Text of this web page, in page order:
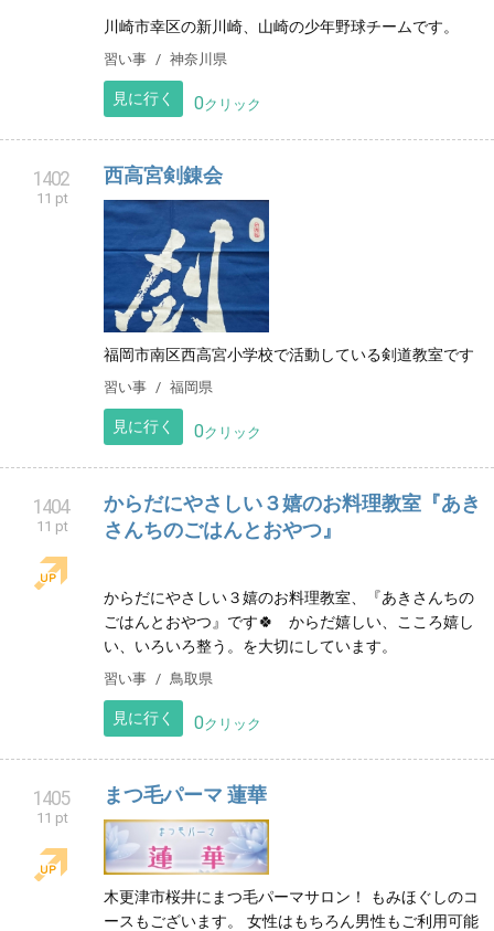
川崎市幸区の新川崎、山崎の少年野球チームです。
習い事 神奈川県
見に行く 0クリック
1402
11 pt
西高宮剣錬会
福岡市南区西高宮小学校で活動している剣道教室です
習い事 福岡県
見に行く 0クリック
1404
11 pt
からだにやさしい３嬉のお料理教室『あき
さんちのごはんとおやつ』
からだにやさしい３嬉のお料理教室、『あきさんちの
ごはんとおやつ』です🍀 からだ嬉しい、こころ嬉し
い、いろいろ整う。を大切にしています。
習い事 鳥取県
見に行く 0クリック
まつ毛パーマ 蓮華